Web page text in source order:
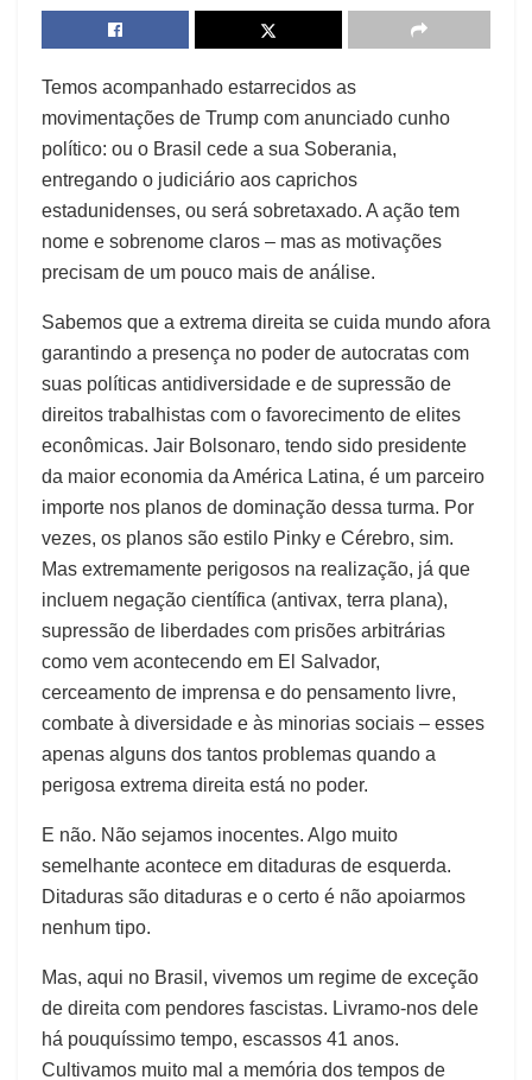
Temos acompanhado estarrecidos as
movimentações de Trump com anunciado cunho
político: ou o Brasil cede a sua Soberania,
entregando o judiciário aos caprichos
estadunidenses, ou será sobretaxado. A ação tem
nome e sobrenome claros – mas as motivações
precisam de um pouco mais de análise.
Sabemos que a extrema direita se cuida mundo afora
garantindo a presença no poder de autocratas com
suas políticas antidiversidade e de supressão de
direitos trabalhistas com o favorecimento de elites
econômicas. Jair Bolsonaro, tendo sido presidente
da maior economia da América Latina, é um parceiro
importe nos planos de dominação dessa turma. Por
vezes, os planos são estilo Pinky e Cérebro, sim.
Mas extremamente perigosos na realização, já que
incluem negação científica (antivax, terra plana),
supressão de liberdades com prisões arbitrárias
como vem acontecendo em El Salvador,
cerceamento de imprensa e do pensamento livre,
combate à diversidade e às minorias sociais – esses
apenas alguns dos tantos problemas quando a
perigosa extrema direita está no poder.
E não. Não sejamos inocentes. Algo muito
semelhante acontece em ditaduras de esquerda.
Ditaduras são ditaduras e o certo é não apoiarmos
nenhum tipo.
Mas, aqui no Brasil, vivemos um regime de exceção
de direita com pendores fascistas. Livramo-nos dele
há pouquíssimo tempo, escassos 41 anos.
Cultivamos muito mal a memória dos tempos de